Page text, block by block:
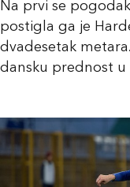
Na prvi se
postigla ga je
dvadesetak
dansku prednost u